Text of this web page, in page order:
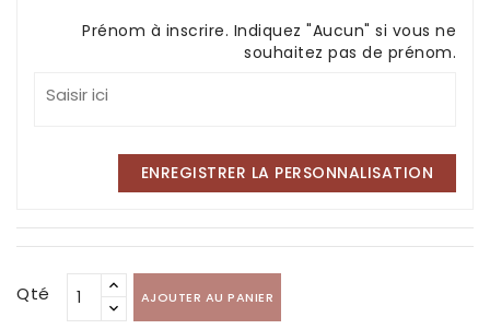
Prénom à inscrire. Indiquez "Aucun" si vous ne
souhaitez pas de prénom.
ENREGISTRER LA PERSONNALISATION
Qté AJOUTER AU PANIER